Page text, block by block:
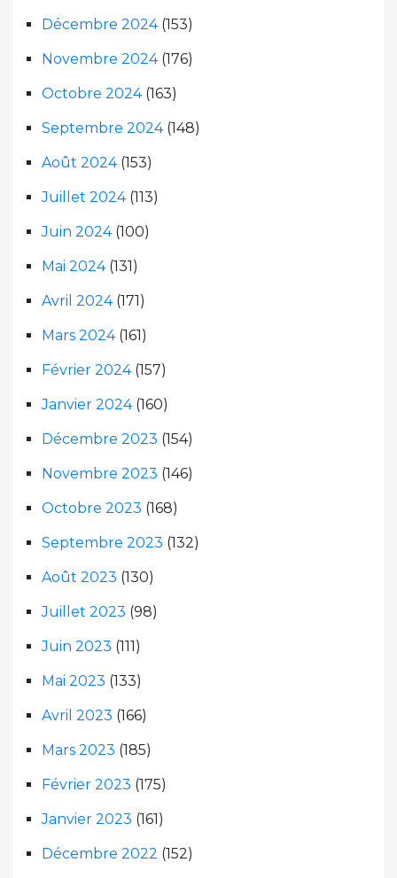
Décembre 2024(153)
Novembre 2024(176)
Octobre 2024(163)
Septembre 2024(148)
Août 2024(153)
Juillet 2024(113)
Juin 2024(100)
Mai 2024(131)
Avril 2024(171)
Mars 2024(161)
Février 2024(157)
Janvier 2024(160)
Décembre 2023 (154)
Novembre 2023 (146)
Octobre 2023 (168)
Septembre 2023 (132)
Août 2023 (130)
Juillet 2023 (98)
Juin 2023 (111)
Mai 2023 (133)
Avril 2023 (166)
Mars 2023 (185)
Février 2023 (175)
Janvier 2023 (161)
Décembre 2022 (152)